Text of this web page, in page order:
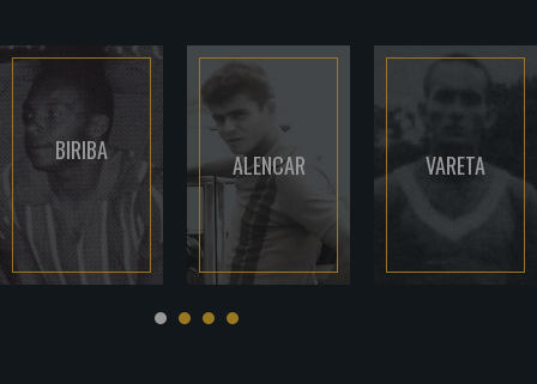
BIRIBA ALENCAR VARETA